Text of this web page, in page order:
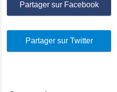
Partager sur Facebook
Partager sur Twitter